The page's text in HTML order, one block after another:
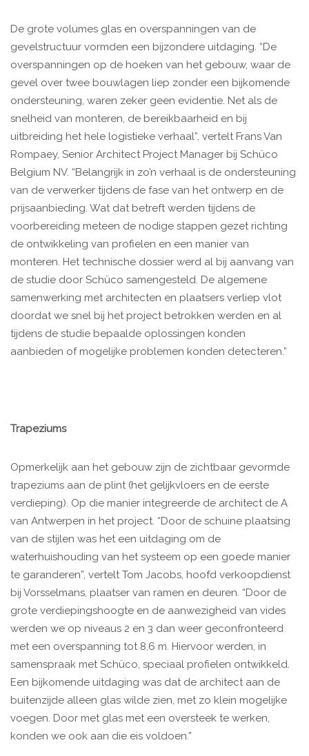
De grote volumes glas en overspanningen van de
gevelstructuur vormden een bijzondere uitdaging. “De
overspanningen op de hoeken van het gebouw, waar de
gevel over twee bouwlagen liep zonder een bijkomende
ondersteuning, waren zeker geen evidentie. Net als de
snelheid van monteren, de bereikbaarheid en bij
uitbreiding het hele logistieke verhaal”, vertelt Frans Van
Rompaey, Senior Architect Project Manager bij Schüco
Belgium NV. “Belangrijk in zo’n verhaal is de ondersteuning
van de verwerker tijdens de fase van het ontwerp en de
prijsaanbieding. Wat dat betreft werden tijdens de
voorbereiding meteen de nodige stappen gezet richting
de ontwikkeling van profielen en een manier van
monteren. Het technische dossier werd al bij aanvang van
de studie door Schüco samengesteld. De algemene
samenwerking met architecten en plaatsers verliep vlot
doordat we snel bij het project betrokken werden en al
tijdens de studie bepaalde oplossingen konden
aanbieden of mogelijke problemen konden detecteren.”
Trapeziums
Opmerkelijk aan het gebouw zijn de zichtbaar gevormde
trapeziums aan de plint (het gelijkvloers en de eerste
verdieping). Op die manier integreerde de architect de A
van Antwerpen in het project. “Door de schuine plaatsing
van de stijlen was het een uitdaging om de
waterhuishouding van het systeem op een goede manier
te garanderen”, vertelt Tom Jacobs, hoofd verkoopdienst
bij Vorsselmans, plaatser van ramen en deuren. “Door de
grote verdiepingshoogte en de aanwezigheid van vides
werden we op niveaus 2 en 3 dan weer geconfronteerd
met een overspanning tot 8,6 m. Hiervoor werden, in
samenspraak met Schüco, speciaal profielen ontwikkeld.
Een bijkomende uitdaging was dat de architect aan de
buitenzijde alleen glas wilde zien, met zo klein mogelijke
voegen. Door met glas met een oversteek te werken,
konden we ook aan die eis voldoen.”